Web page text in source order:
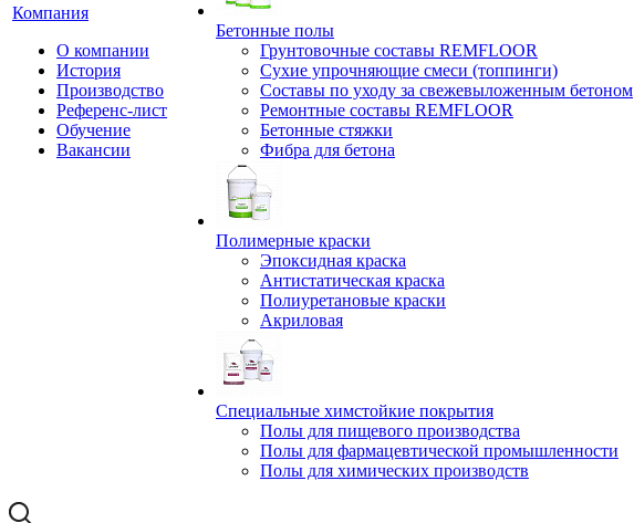
Компания
О компании
История
Производство
Референс-лист
Обучение
Вакансии
Бетонные полы
Грунтовочные составы REMFLOOR
Сухие упрочняющие смеси (топпинги)
Составы по уходу за свежевыложенным бетоном
Ремонтные составы REMFLOOR
Бетонные стяжки
Фибра для бетона
Полимерные краски
Эпоксидная краска
Антистатическая краска
Полиуретановые краски
Акриловая
Специальные химстойкие покрытия
Полы для пищевого производства
Полы для фармацевтической промышленности
Полы для химических производств